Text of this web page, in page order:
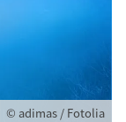
© adimas / Fotolia